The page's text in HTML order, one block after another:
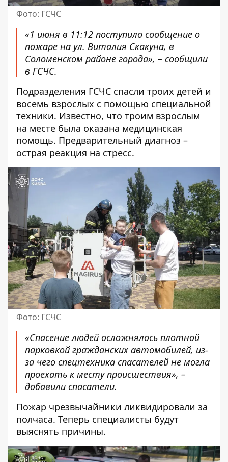
Фото: ГСЧС
«1 июня в 11:12 поступило сообщение о
пожаре на ул. Виталия Скакуна, в
Соломенском районе города», – сообщили
в ГСЧС.
Подразделения ГСЧС спасли троих детей и
восемь взрослых с помощью специальной
техники. Известно, что троим взрослым
на месте была оказана медицинская
помощь. Предварительный диагноз –
острая реакция на стресс.
Фото: ГСЧС
«Спасение людей осложнялось плотной
парковкой гражданских автомобилей, из-
за чего спецтехника спасателей не могла
проехать к месту происшествия», –
добавили спасатели.
Пожар чрезвычайники ликвидировали за
полчаса. Теперь специалисты будут
выяснять причины.